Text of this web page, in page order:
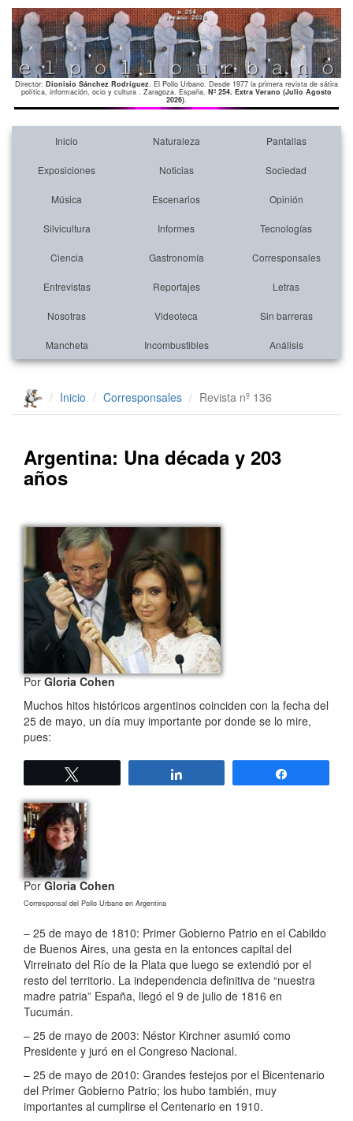
Director: Dionisio Sánchez Rodríguez. El Pollo Urbano. Desde 1977 la primera revista de sátira
política, información, ocio y cultura . Zaragoza. España. Nº 254. Extra Verano (Julio Agosto
2026).
Inicio Naturaleza Pantallas
Exposiciones Noticias Sociedad
Música Escenarios Opinión
Silvicultura Informes Tecnologías
Ciencia Gastronomía Corresponsales
Entrevistas Reportajes Letras
Nosotras Videoteca Sin barreras
Mancheta Incombustibles Análisis
Inicio Corresponsales Revista nº 136
Argentina: Una década y 203
años
PorGloria Cohen
Muchos hitos históricos argentinos coinciden con la fecha del
25 de mayo, un día muy importante por donde se lo mire,
pues:
PorGloria Cohen
Corresponsal del Pollo Urbano en Argentina
– 25 de mayo de 1810: Primer Gobierno Patrio en el Cabildo
de Buenos Aires, una gesta en la entonces capital del
Virreinato del Río de la Plata que luego se extendió por el
resto del territorio. La independencia definitiva de “nuestra
madre patria” España, llegó el 9 de julio de 1816 en
Tucumán.
– 25 de mayo de 2003: Néstor Kirchner asumió como
Presidente y juró en el Congreso Nacional.
– 25 de mayo de 2010: Grandes festejos por el Bicentenario
del Primer Gobierno Patrio; los hubo también, muy
importantes al cumplirse el Centenario en 1910.